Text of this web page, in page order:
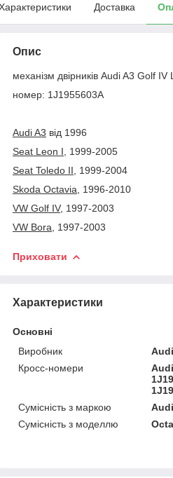
Доставка
Опис
механізм двірників Audi A3 Golf
номер: 1J1955603A
Audi A3 від 1996
Seat Leon I , 1999-2005
Seat Toledo II , 1999-2004
Skoda Octavia , 1996-2010
VW Golf IV, 1997-2003
VW Bora , 1997-2003
Приховати
Характеристики
Основні
Виробник
Audi
Кросс-номери
Сумісність з маркою
Audi
Сумісність з моделлю